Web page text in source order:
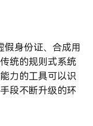
假身份证、合成用
统的规则式系统
力的工具可以识
段不断升级的环